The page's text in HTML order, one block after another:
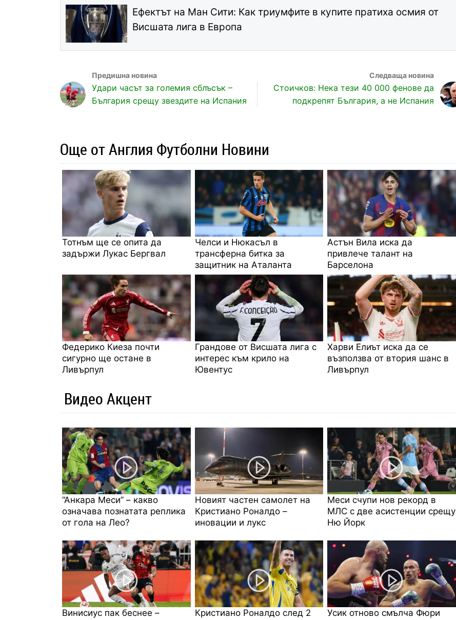
Ефектът на Ман Сити: Как триумфите в купите пратиха осмия от
Висшата лига в Европа
Удари часът за големия сблъсък –
България срещу звездите на Испания
Стоичков: Нека тези 40 000 фенове да
подкрепят България, а не Испания
Още от Англия Футболни Новини
Тотнъм ще се опита да
задържи Лукас Бергвал
Челси и Нюкасъл в
трансферна битка за
защитник на Аталанта
Астън Вила иска да
привлече талант на
Барселона
Федерико Киеза почти
сигурно ще остане в
Ливърпул
Грандове от Висшата лига с
интерес към крило на
Ювентус
Харви Елиът иска да се
възползва от втория шанс в
Ливърпул
Видео Акцент
“Анкара Меси” – какво
означава познатата реплика
от гола на Лео?
Новият частен самолет на
Кристиано Роналдо –
иновации и лукс
Меси счупи нов рекорд в
МЛС с две асистенции срещу
Ню Йорк
Винисиус пак беснее –
Кристиано Роналдо след 2
Усик отново смълча Фюри